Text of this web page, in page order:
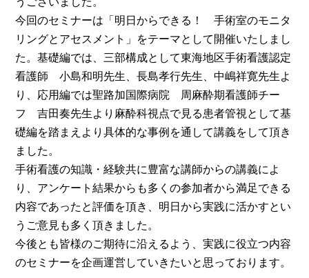
今回のセミナーは「明日からできる！ 手術室のモニタ
リングとアセスメント」をテーマとして開催いたしまし
た。基礎編では、三部構成として東海地区手術看護認定
看護師 小島和明先生、長島孝行先生、中嶋祥寛先生よ
り、応用編では聖路加国際病院 周麻酔期看護師チー
フ 吉田奏先生より麻酔科視点で見る患者管視として基
礎編を踏まえより具体的な事例を通して講義をして頂き
ました。
手術看護の知識・経験共に豊富な講師からの講義によ
り、アンケート結果からも多くの参加者から満足できる
内容であったと評価を頂き、明日から実践に活かすとい
うご意見も多く頂きました。
今後とも皆様のご期待に沿えるよう、実践に役立つ内容
のセミナーを企画運営していきたいと思っております。